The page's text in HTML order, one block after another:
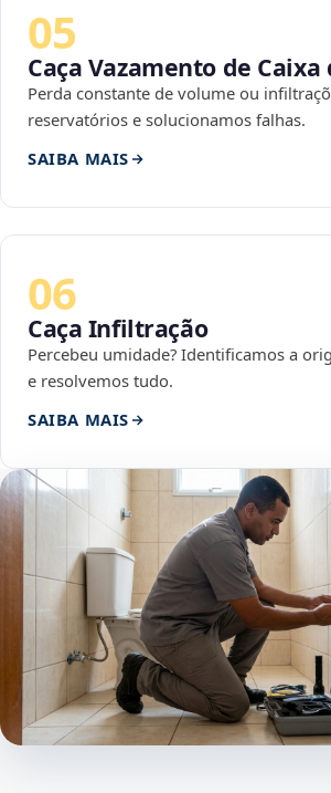
05
Caça Vazamento de Caixa
Perda constante de volume ou
reservatórios e solucionamos falhas.
SAIBA MAIS
06
Caça Infiltração
Percebeu umidade? Identificamos a
e resolvemos tudo.
SAIBA MAIS